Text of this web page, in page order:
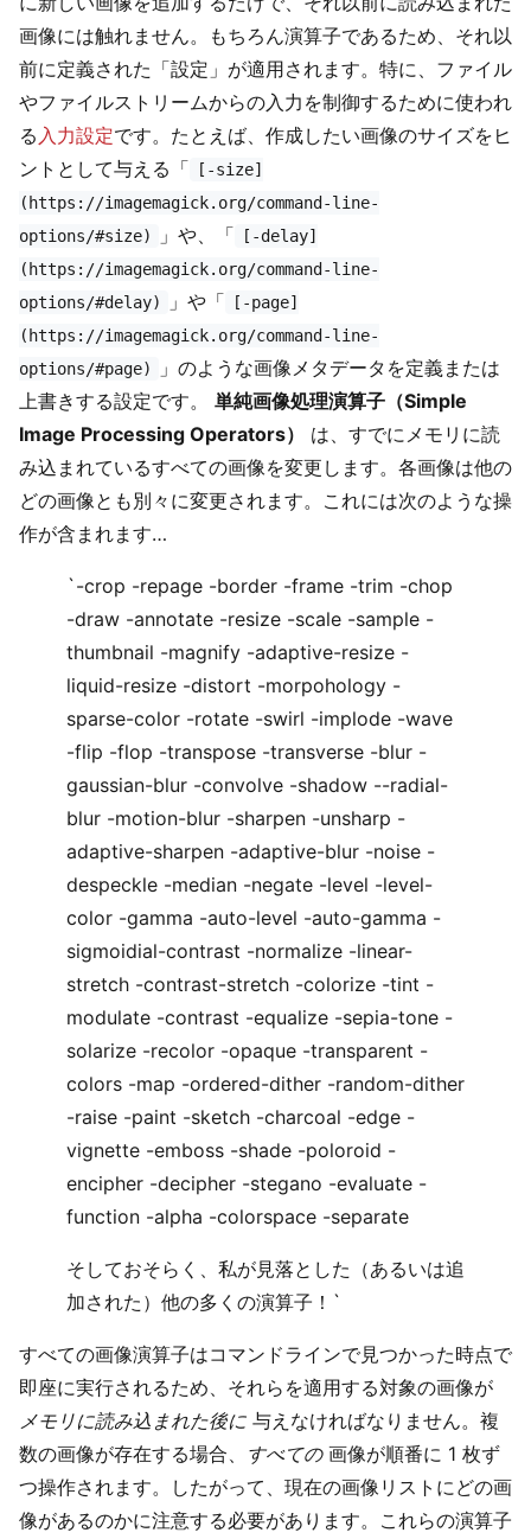
画像には触れません。もちろん演算子であるため、それ以
前に定義された「設定」が適用されます。特に、ファイル
やファイルストリームからの入力を制御するために使われ
る 入力設定です。たとえば、作成したい画像のサイズをヒ
ントとして与える「
[-size]
(https://imagemagick.org/command-line-
options/#size)
」や、「
[-delay]
(https://imagemagick.org/command-line-
options/#delay)
」や「
[-page]
(https://imagemagick.org/command-line-
options/#page)
」のような画像メタデータを定義または
上書きする設定です。
単純画像処理演算子（Simple
Image Processing Operators）
は、すでにメモリに読
み込まれているすべての画像を変更します。各画像は他の
どの画像とも別々に変更されます。これには次のような操
作が含まれます…
`-crop -repage -border -frame -trim -chop
-draw -annotate -resize -scale -sample -
thumbnail -magnify -adaptive-resize -
liquid-resize -distort -morpohology -
sparse-color -rotate -swirl -implode -wave
-flip -flop -transpose -transverse -blur -
gaussian-blur -convolve -shadow --radial-
blur -motion-blur -sharpen -unsharp -
adaptive-sharpen -adaptive-blur -noise -
despeckle -median -negate -level -level-
color -gamma -auto-level -auto-gamma -
sigmoidial-contrast -normalize -linear-
stretch -contrast-stretch -colorize -tint -
modulate -contrast -equalize -sepia-tone -
solarize -recolor -opaque -transparent -
colors -map -ordered-dither -random-dither
-raise -paint -sketch -charcoal -edge -
vignette -emboss -shade -poloroid -
encipher -decipher -stegano -evaluate -
function -alpha -colorspace -separate
そしておそらく、私が見落とした（あるいは追
加された）他の多くの演算子！`
すべての画像演算子はコマンドラインで見つかった時点で
即座に実行されるため、それらを適用する対象の画像が
メモリに読み込まれた後に 与えなければなりません。複
数の画像が存在する場合、 すべての画像が順番に 1 枚ず
つ操作されます。したがって、現在の画像リストにどの画
像があるのかに注意する必要があります。これらの演算子